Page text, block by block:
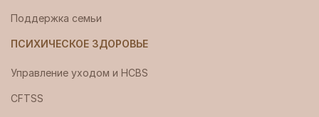
Поддержка семьи
ПСИХИЧЕСКОЕ ЗДОРОВЬЕ
Управление уходом и HCBS
CFTSS